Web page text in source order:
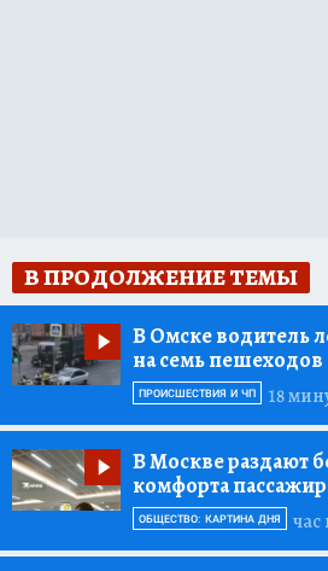
В ПРОДОЛЖЕНИЕ ТЕМЫ
В Омске водитель
на семь пешеходов
18
ПРОИСШЕСТВИЯ И ЧП
В Москве раздают
комфорта
час
ОБЩЕСТВО: КАРТИНА ДНЯ